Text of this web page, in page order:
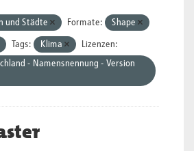
und Städte Formate: Shape
Tags: Klima
Lizenzen:
- Namensnennung - Version